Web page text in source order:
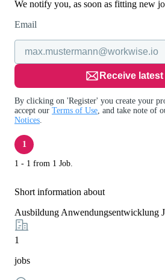
We notify you, as soon as fitting new
Email
Receive
By clicking on 'Register' you create your
accept our Terms of Use , and take note of
Notices
1
1 - 1 from 1 Job.
Short information about
Ausbildung Anwendungsentwicklung
1
jobs